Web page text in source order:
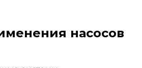
насосов